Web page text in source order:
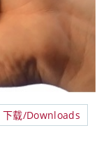
下载/Downloads